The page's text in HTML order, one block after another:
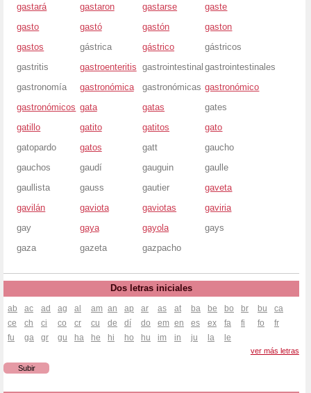
gastará
gastaron gastarse
gaste
gasto
gastó gastón
gaston
gastos
gástrica gástrico
gástricos
gastritis
gastroenteritis gastrointestinal gastrointestinales
gastronomía
gastronómica gastronómicas gastronómico
gastronómicos gata gatas
gates
gatillo
gatito gatitos
gato
gatopardo
gatos gatt
gaucho
gauchos
gaudí gauguin
gaulle
gaullista
gauss gautier
gaveta
gavilán
gaviota gaviotas
gaviria
gay
gaya gayola
gays
gaza
gazeta gazpacho
Dos letras iniciales
ab ac ad ag al am an ap ar as at ba be bo br bu
ca
ce
ch ci co cr cu de dí do em en es ex fa fi fo
fr
fu
ga gr gu ha he hi ho hu im in ju la le
ver más letras
Subir